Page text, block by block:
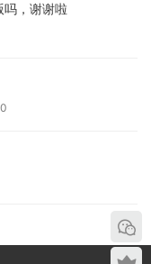
，谢谢啦
0